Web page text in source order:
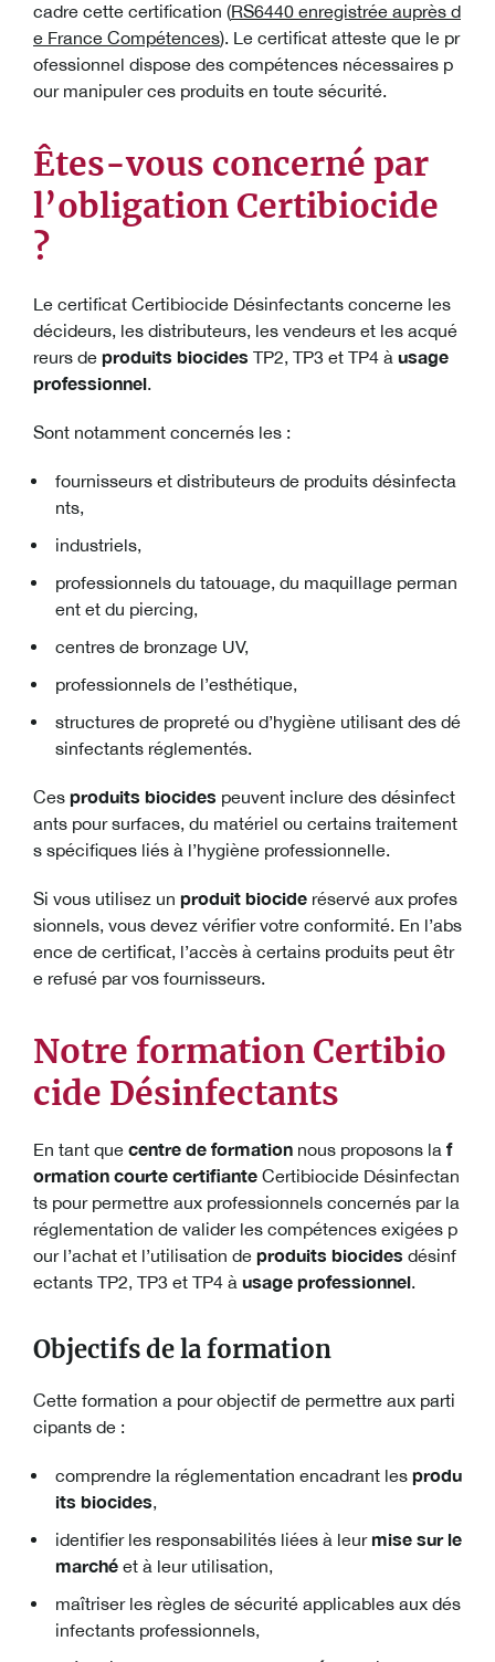
cadre cette certification (RS6440 enregistrée auprès d
e France Compétences). Le certificat atteste que le pr
ofessionnel dispose des compétences nécessaires p
our manipuler ces produits en toute sécurité.
Êtes-vous concerné par
l’obligation Certibiocide
?
Le certificat Certibiocide Désinfectants concerne les
décideurs, les distributeurs, les vendeurs et les acqué
reurs de produits biocides TP2, TP3 et TP4 à usage
professionnel.
Sont notamment concernés les :
fournisseurs et distributeurs de produits désinfecta
nts,
industriels,
professionnels du tatouage, du maquillage perman
ent et du piercing,
centres de bronzage UV,
professionnels de l’esthétique,
structures de propreté ou d’hygiène utilisant des dé
sinfectants réglementés.
Ces produits biocides peuvent inclure des désinfect
ants pour surfaces, du matériel ou certains traitement
s spécifiques liés à l’hygiène professionnelle.
Si vous utilisez un produit biocide réservé aux profes
sionnels, vous devez vérifier votre conformité. En l’abs
ence de certificat, l’accès à certains produits peut êtr
e refusé par vos fournisseurs.
Notre formation Certibio
cide Désinfectants
En tant que centre de formation nous proposons la f
ormation courte certifiante Certibiocide Désinfectan
ts pour permettre aux professionnels concernés par la
réglementation de valider les compétences exigées p
our l’achat et l’utilisation de produits biocides désinf
ectants TP2, TP3 et TP4 à usage professionnel.
Objectifs de la formation
Cette formation a pour objectif de permettre aux parti
cipants de :
comprendre la réglementation encadrant les produ
its biocides,
identifier les responsabilités liées à leur mise sur le
marché et à leur utilisation,
maîtriser les règles de sécurité applicables aux dés
infectants professionnels,